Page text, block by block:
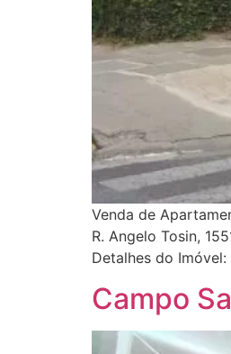
Venda de
R. Angelo Tosin,
Detalhes do
Campo